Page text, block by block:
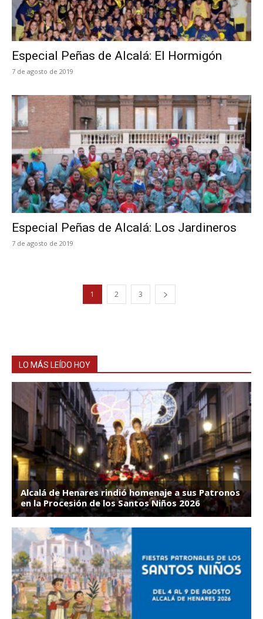
Especial Peñas de Alcalá: El Hormigón
7 de agosto de 2019
Especial Peñas de Alcalá: Los Jardineros
7 de agosto de 2019
1 2 3
LO MÁS LEÍDO HOY